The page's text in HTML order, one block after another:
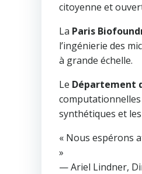
citoyenne et
La Paris
l’ingénierie des
à grande échelle.
Le Département
computationnelles
synthétiques et
« Nous espérons
»
— Ariel Lindner,